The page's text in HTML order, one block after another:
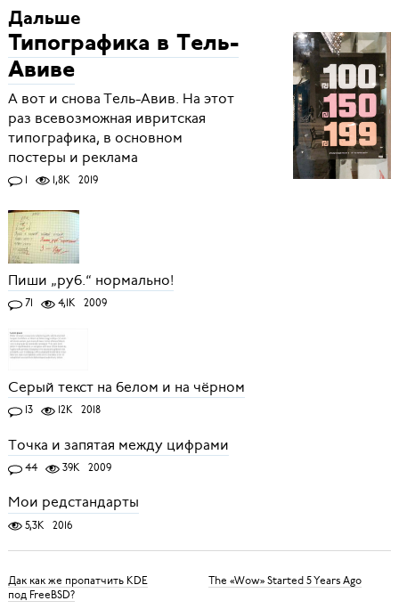
Дальше
Типографика в Тель-
Авиве
А вот и снова Тель-Авив. На этот
раз всевозможная ивритская
типографика, в основном
постеры и реклама
1 1,8K 2019
Пиши „руб.“ нормально!
71 4,1K 2009
Серый текст на белом и на чёрном
13 12K 2018
Точка и запятая между цифрами
44 39K 2009
Мои редстандарты
5,3K 2016
Дак как же пропатчить KDE
под FreeBSD?
The «Wow» Started 5 Years Ago